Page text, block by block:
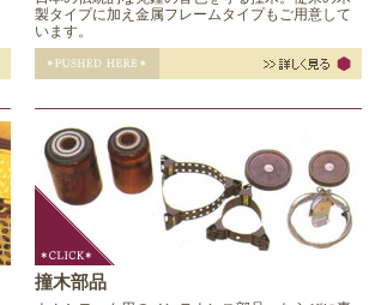
製タイプに加え金属フレームタイプもご用意して
います。
撞木部品